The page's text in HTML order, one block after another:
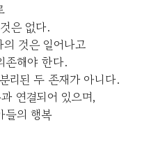
은 없다.
것은 일어나고
존해야 한다.
리된 두 존재가 아니다.
연결되어 있으며,
들의 행복